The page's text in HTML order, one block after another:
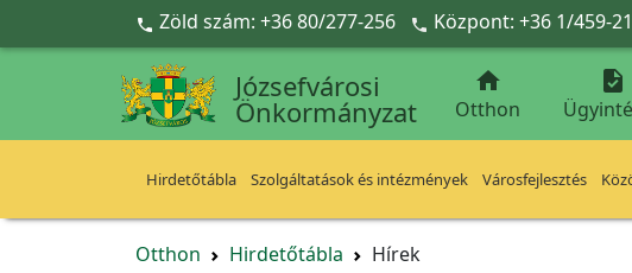
Ugrás a fő tartalomra
 Zöld szám: +36 80/277-256  Központ: +36 1/459-
Józsefvárosi
Önkormányzat

Otthon

Hirdetőtábla Szolgáltatások és intézmények Városfejlesztés
Otthon Hirdetőtábla Hírek